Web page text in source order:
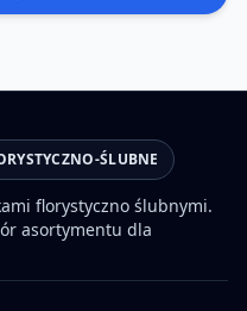
ŚLUBNE
florystyczno ślubnymi.
asortymentu dla